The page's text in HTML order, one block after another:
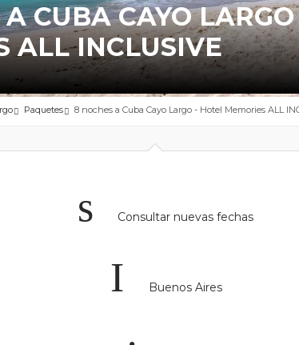
CUBA CAYO
ALL INCLUSIVE
Paquetes 8 noches a Cuba Cayo Largo - Hotel Memories ALL
Consultar nuevas fechas
Buenos Aires